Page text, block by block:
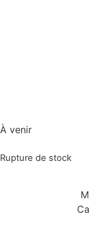
À venir
Rupture de stock